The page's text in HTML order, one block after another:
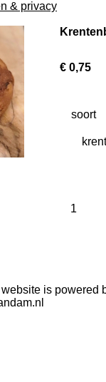
& privacy
€ 0,75
soort
website is powered